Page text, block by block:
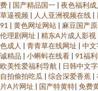
费 | 国产精品国一 | 夜色福利成
草逼视频 | 人人亚洲视频在线 |
91 | 黄色网址网站 | 麻豆国产
伦理剧网址 | 精东A片成人影视
色成人 | 青青草在线网址 | 中
诚精品 | 小蝌蚪在线看 | 91福
欧美性爱福利导航 | 日韩中文
自拍偷拍吃瓜 | 综合深爱香蕉 |
片A片网址 | 国产特黄特| 免费